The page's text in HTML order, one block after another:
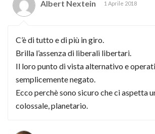
Albert Nextein 1 Aprile 2018
C’è di tutto e di più in giro.
Brilla l’assenza di liberali libertari.
Il loro punto di vista alternativo e
semplicemente negato.
Ecco perchè sono sicuro che ci aspetta
colossale, planetario.